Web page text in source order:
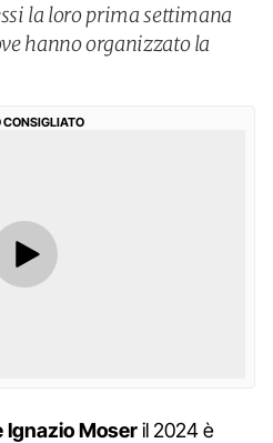
la loro prima settimana
hanno organizzato la
CONSIGLIATO
Ignazio Moseril 2024 è